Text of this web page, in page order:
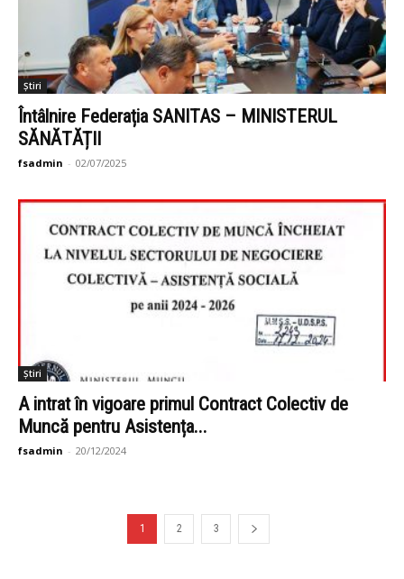
Știri
Întâlnire Federația SANITAS – MINISTERUL
SĂNĂTĂȚII
fsadmin - 02/07/2025
Știri
A intrat în vigoare primul Contract Colectiv de
Muncă pentru Asistența...
fsadmin - 20/12/2024
1 2 3